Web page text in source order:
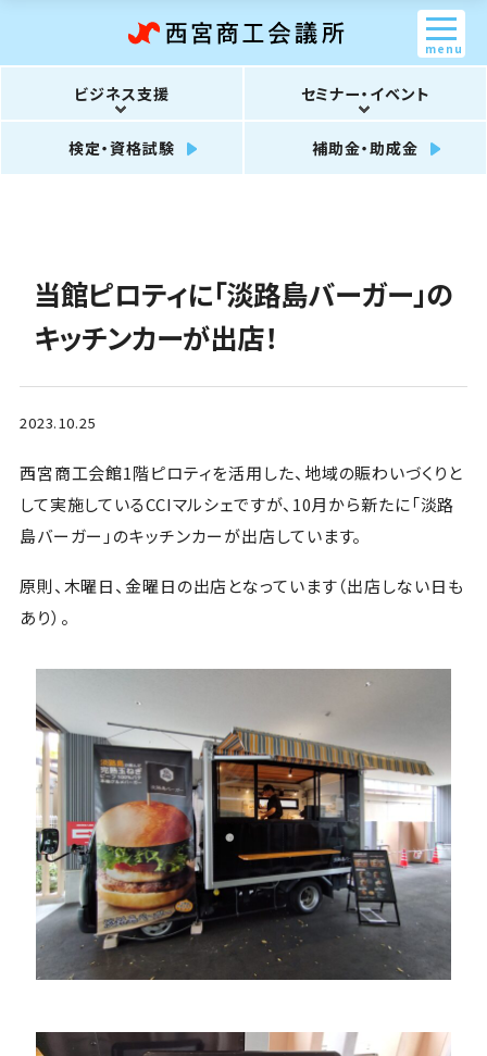
ビジネス支援 セミナー・イベント
検定・資格試験 補助金・助成金
menu
当館ピロティに「淡路島バーガー」の
キッチンカーが出店！
2023.10.25
西宮商工会館1階ピロティを活用した、地域の賑わいづくりと
して実施しているCCIマルシェですが、10月から新たに「淡路
島バーガー」のキッチンカーが出店しています。
原則、木曜日、金曜日の出店となっています（出店しない日も
あり）。